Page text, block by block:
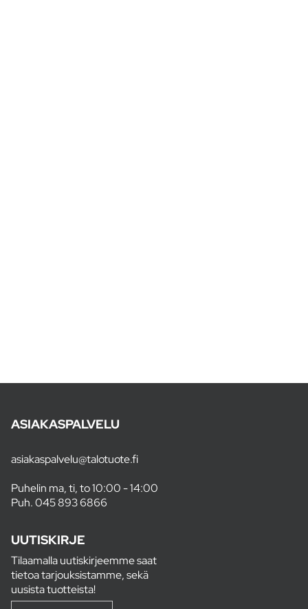
ASIAKASPALVELU
asiakaspalvelu@talotuote.fi
Puhelin ma, ti, to 10:00 - 14:00
Puh.045 893 6866
UUTISKIRJE
Tilaamalla uutiskirjeemme saat
tietoa tarjouksistamme, sekä
uusista tuotteista!